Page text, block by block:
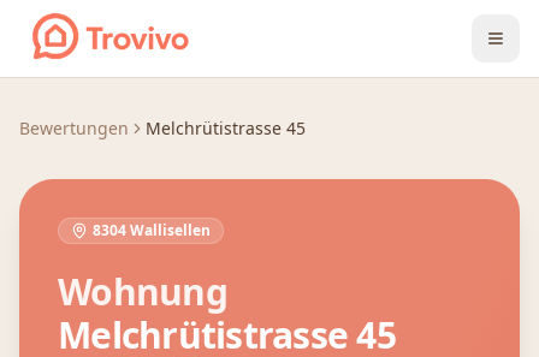
Zum Inhalt springen
Bewertungen Melchrütistrasse 45
8304 Wallisellen
Wohnung
Melchrütistrasse 45